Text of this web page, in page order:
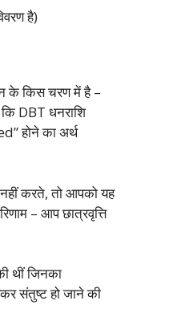
है)
के किस चरण में है –
DBT धनराशि
होने का अर्थ
करते, तो आपको यह
– आप छात्रवृत्ति
थीं जिनका
संतुष्ट हो जाने की